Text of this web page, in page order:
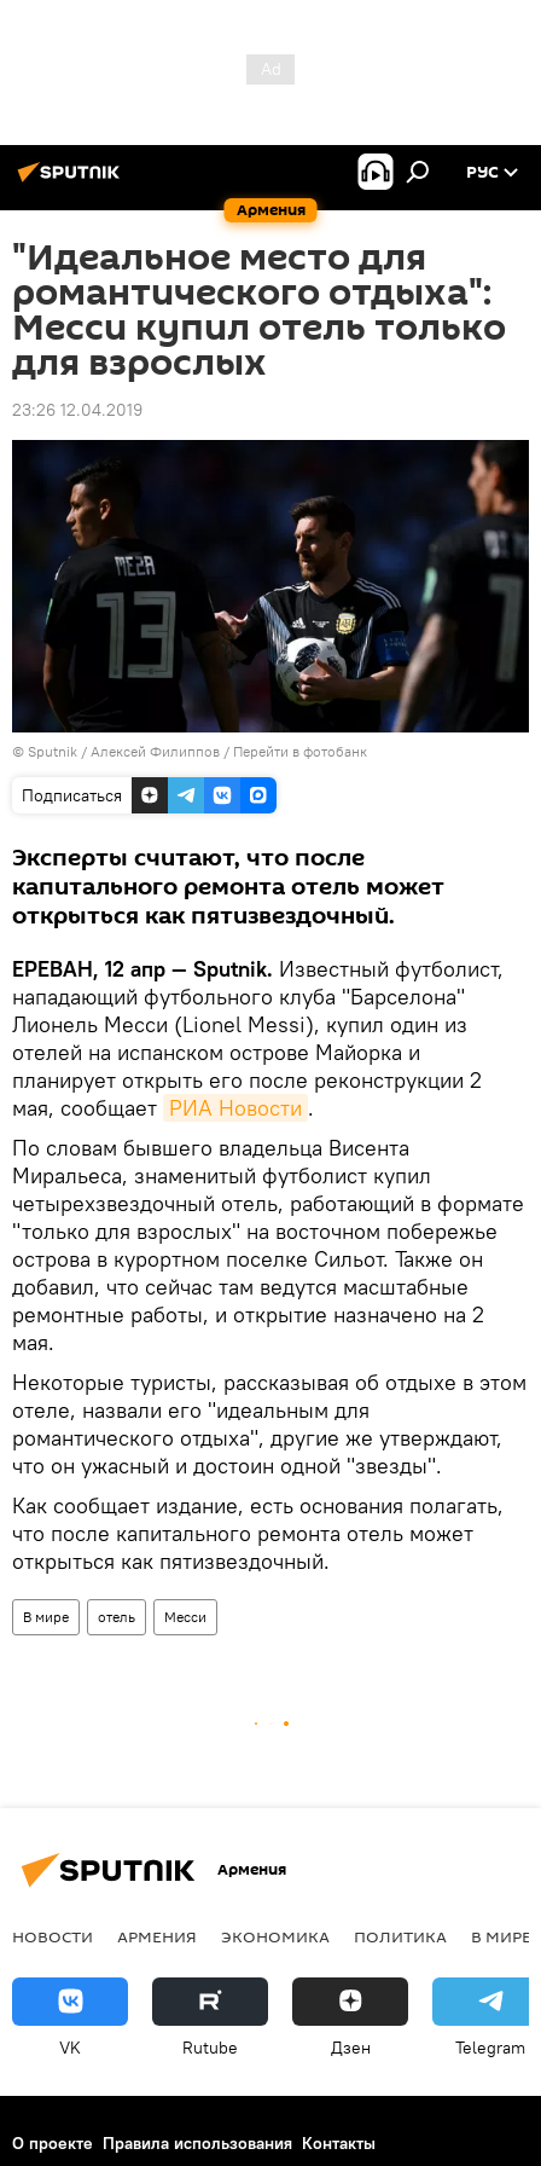
Армения
РУС
"Идеальное место для
романтического отдыха":
Месси купил отель только
для взрослых
23:26 12.04.2019
© Sputnik / Алексей Филиппов / Перейти в фотобанк
Подписаться
Эксперты считают, что после
капитального ремонта отель может
открыться как пятизвездочный.
ЕРЕВАН, 12 апр — Sputnik. Известный футболист,
нападающий футбольного клуба "Барселона"
Лионель Месси (Lionel Messi), купил один из
отелей на испанском острове Майорка и
планирует открыть его после реконструкции 2
мая, сообщает РИА Новости .
По словам бывшего владельца Висента
Миральеса, знаменитый футболист купил
четырехзвездочный отель, работающий в формате
"только для взрослых" на восточном побережье
острова в курортном поселке Сильот. Также он
добавил, что сейчас там ведутся масштабные
ремонтные работы, и открытие назначено на 2
мая.
Некоторые туристы, рассказывая об отдыхе в этом
отеле, назвали его "идеальным для
романтического отдыха", другие же утверждают,
что он ужасный и достоин одной "звезды".
Как сообщает издание, есть основания полагать,
что после капитального ремонта отель может
открыться как пятизвездочный.
В мире отель Месси
Армения
НОВОСТИ АРМЕНИЯ ЭКОНОМИКА ПОЛИТИКА В МИРЕ
VK Rutube Дзен Telegram
О проекте Правила использования Контакты